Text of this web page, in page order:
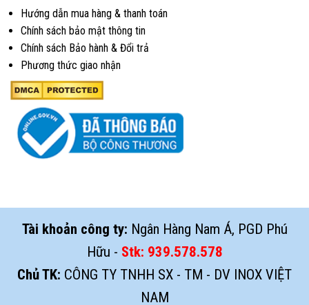
Hướng dẫn mua hàng & thanh toán
Chính sách bảo mật thông tin
Chính sách Bảo hành & Đổi trả
Phương thức giao nhận
Tài khoản công ty: Ngân Hàng Nam Á, PGD Phú
Hữu - Stk: 939.578.578
Chủ TK: CÔNG TY TNHH SX - TM - DV INOX VIỆT
NAM